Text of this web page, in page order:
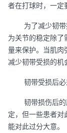
者在打球时，一定
为了减少韧
为关节的稳定除了
量来保护。当肌肉
减少韧带受损的机
韧带受损后
韧带损伤后
定，但一些患者对
能对此过分大意。